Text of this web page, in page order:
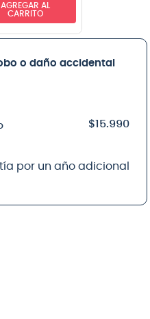
AGREGAR AL
CARRITO
o daño accidental
$15.990
por un año adicional